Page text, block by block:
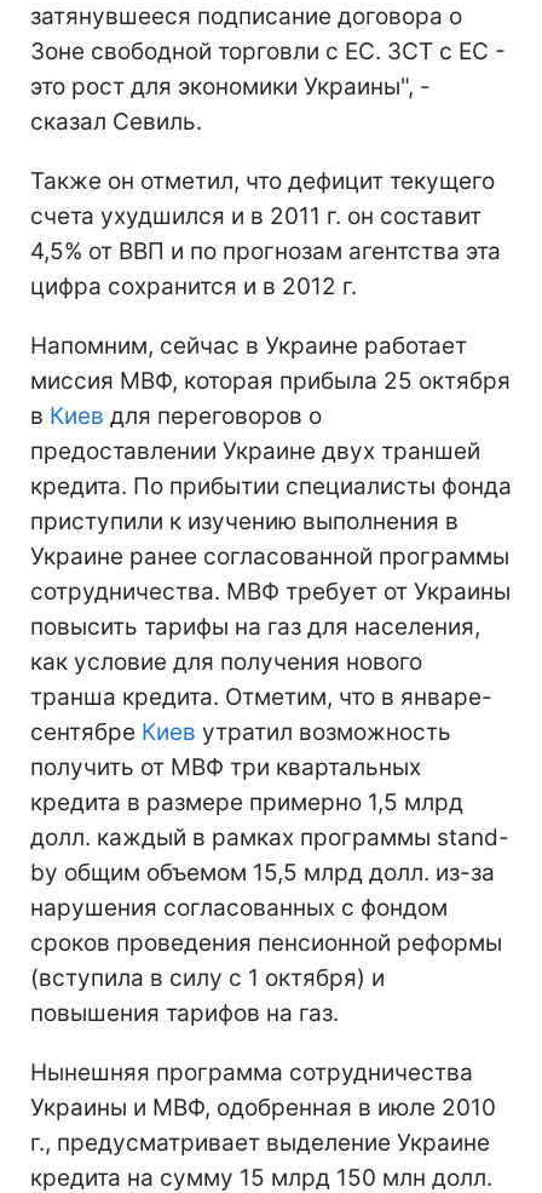
затянувшееся подписание договора о
Зоне свободной торговли с ЕС. ЗСТ с ЕС -
это рост для экономики Украины", -
сказал Севиль.
Также он отметил, что дефицит текущего
счета ухудшился и в 2011 г. он составит
4,5% от ВВП и по прогнозам агентства эта
цифра сохранится и в 2012 г.
Напомним, сейчас в Украине работает
миссия МВФ, которая прибыла 25 октября
в Киев для переговоров о
предоставлении Украине двух траншей
кредита. По прибытии специалисты фонда
приступили к изучению выполнения в
Украине ранее согласованной программы
сотрудничества. МВФ требует от Украины
повысить тарифы на газ для населения,
как условие для получения нового
транша кредита. Отметим, что в январе-
сентябре Киев утратил возможность
получить от МВФ три квартальных
кредита в размере примерно 1,5 млрд
долл. каждый в рамках программы stand-
by общим объемом 15,5 млрд долл. из-за
нарушения согласованных с фондом
сроков проведения пенсионной реформы
(вступила в силу с 1 октября) и
повышения тарифов на газ.
Нынешняя программа сотрудничества
Украины и МВФ, одобренная в июле 2010
г., предусматривает выделение Украине
кредита на сумму 15 млрд 150 млн долл.